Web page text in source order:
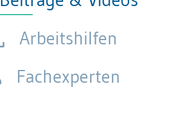
Arbeitshilfen
Fachexperten